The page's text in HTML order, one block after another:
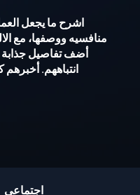
اشرح ما يجعل
منافسيه ووصفها، مع
أضف تفاصيل جذابة
انتباههم.
اجتماعي